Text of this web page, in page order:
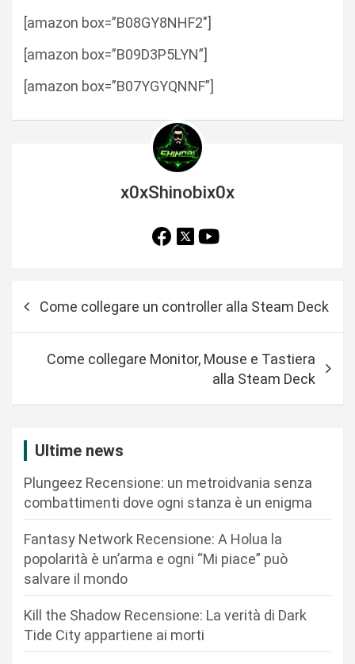
[amazon box=”B08GY8NHF2″]
[amazon box=”B09D3P5LYN”]
[amazon box=”B07YGYQNNF”]
x0xShinobix0x
Come collegare un controller alla Steam Deck
Come collegare Monitor, Mouse e Tastiera
alla Steam Deck
Ultime news
Plungeez Recensione: un metroidvania senza
combattimenti dove ogni stanza è un enigma
Fantasy Network Recensione: A Holua la
popolarità è un’arma e ogni “Mi piace” può
salvare il mondo
Kill the Shadow Recensione: La verità di Dark
Tide City appartiene ai morti